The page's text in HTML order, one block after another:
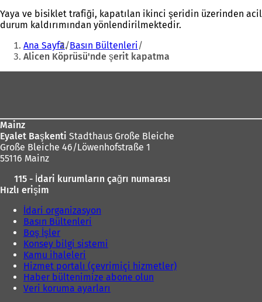
Yaya ve bisiklet trafiği, kapatılan ikinci şeridin üzerinden acil
durum kaldırımından yönlendirilmektedir.
Buradasınız:
Ana Sayfa Basın Bültenleri
Alicen Köprüsü'nde şerit kapatma
Mainz
Eyalet Başkenti Stadthaus Große Bleiche
Große Bleiche 46/Löwenhofstraße 1
55116 Mainz
115 - İdari kurumların çağrı numarası
Hızlı erişim
İdari organizasyon
Basın Bültenleri
Boş İşler
Konsey bilgi sistemi
Kamu ihaleleri
Hizmet portalı (çevrimiçi hizmetler)
Haber bültenimize abone olun
Veri koruma ayarları